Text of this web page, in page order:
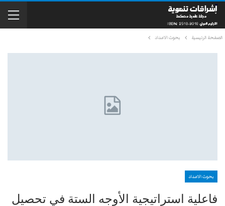
الصفحة الرئيسية بحوث الاعداد
بحوث الاعداد
فاعلية استراتيجية الأوجه الستة في تحصيل